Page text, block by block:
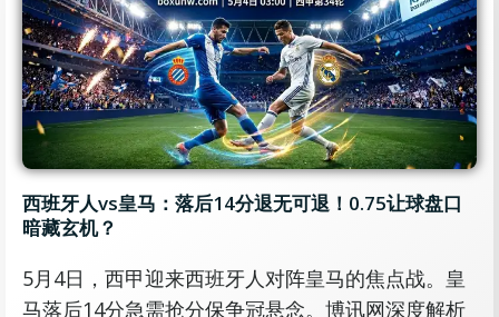
西班牙人vs皇马：落后14分退无可退！0.75让球盘口
暗藏玄机？
5月4日，西甲迎来西班牙人对阵皇马的焦点战。皇
马落后14分急需抢分保争冠悬念。博讯网深度解析